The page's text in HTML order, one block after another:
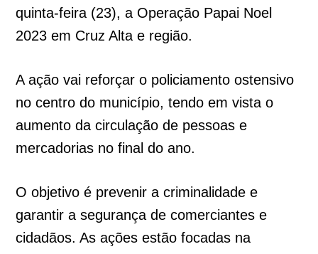
quinta-feira (23), a Operação Papai Noel
2023 em Cruz Alta e região.
A ação vai reforçar o policiamento ostensivo
no centro do município, tendo em vista o
aumento da circulação de pessoas e
mercadorias no final do ano.
O objetivo é prevenir a criminalidade e
garantir a segurança de comerciantes e
cidadãos. As ações estão focadas na